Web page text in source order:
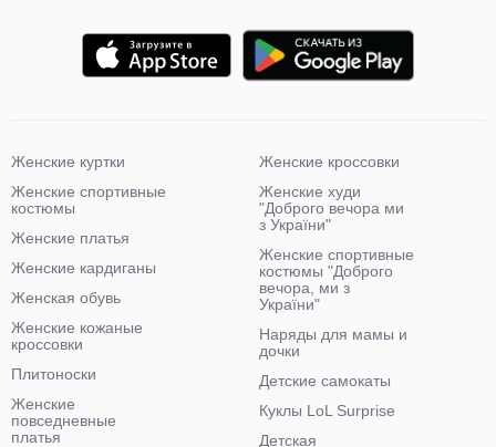
Женские куртки
Женские спортивные
костюмы
Женские платья
Женские кардиганы
Женская обувь
Женские кожаные
кроссовки
Плитоноски
Женские
повседневные
платья
Женские кроссовки
Женские худи
"Доброго вечора ми
з України"
Женские спортивные
костюмы "Доброго
вечора, ми з
України"
Наряды для мамы и
дочки
Детские самокаты
Куклы LoL Surprise
Детская